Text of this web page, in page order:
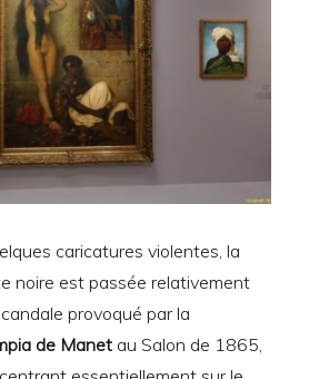
caricatures violentes, la
noire est passée relativement
provoqué par la
de Manet au Salon de 1865,